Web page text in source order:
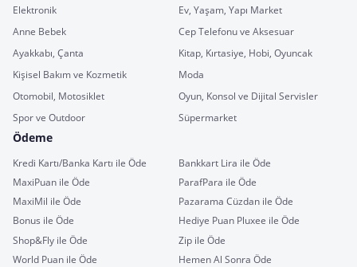
Elektronik
Ev, Yaşam, Yapı Market
Anne Bebek
Cep Telefonu ve Aksesuar
Ayakkabı, Çanta
Kitap, Kırtasiye, Hobi, Oyuncak
Kişisel Bakım ve Kozmetik
Moda
Otomobil, Motosiklet
Oyun, Konsol ve Dijital Servisler
Spor ve Outdoor
Süpermarket
Ödeme
Kredi Kartı/Banka Kartı ile Öde
Bankkart Lira ile Öde
MaxiPuan ile Öde
ParafPara ile Öde
MaxiMil ile Öde
Pazarama Cüzdan ile Öde
Bonus ile Öde
Hediye Puan Pluxee ile Öde
Shop&Fly ile Öde
Zip ile Öde
World Puan ile Öde
Hemen Al Sonra Öde